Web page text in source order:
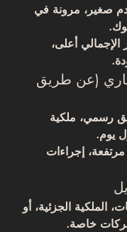
صغير، مرونة في
الإجمالي أعلى،
(عن طريق
رسمي، ملكية
يوم.
مرتفعة، إجراءات
الملكية الجزئية، أو
خاصة.